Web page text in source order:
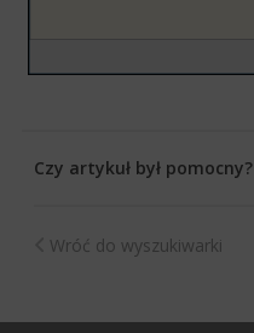
Czy artykuł był pomocny?
Wróć do wyszukiwarki